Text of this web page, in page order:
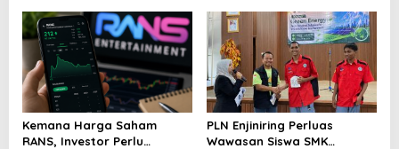
Kemana Harga Saham
RANS, Investor Perlu
PLN Enjiniring Perluas
Wawasan Siswa SMK